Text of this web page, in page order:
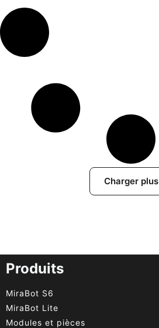
Charger plus
Produits
MiraBot S6
MiraBot Lite
Modules et pièces